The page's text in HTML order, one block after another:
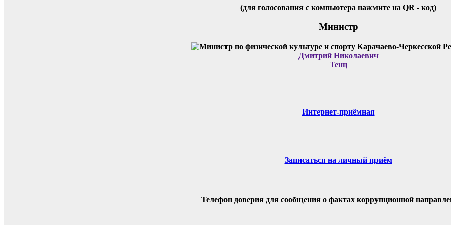
(для голосования с компьютера нажмите на QR - код)
Министр
Дмитрий Николаевич
Тенц
Интернет-приёмная
Записаться на личный приём
Телефон доверия для сообщения о фактах коррупционной